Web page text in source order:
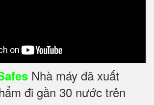
Nhà máy đã xuất
đi gần 30 nước trên